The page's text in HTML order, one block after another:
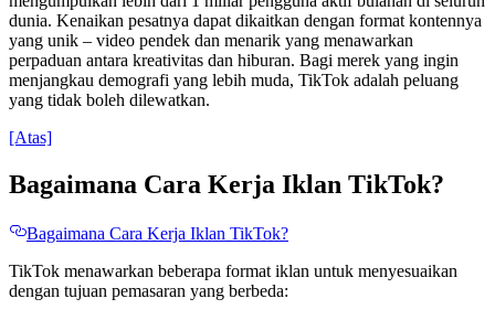
dunia. Kenaikan pesatnya dapat dikaitkan dengan format kontennya
yang unik – video pendek dan menarik yang menawarkan
perpaduan antara kreativitas dan hiburan. Bagi merek yang ingin
menjangkau demografi yang lebih muda, TikTok adalah peluang
yang tidak boleh dilewatkan.
[Atas]
Bagaimana Cara Kerja Iklan TikTok?
Bagaimana Cara Kerja Iklan TikTok?
TikTok menawarkan beberapa format iklan untuk menyesuaikan
dengan tujuan pemasaran yang berbeda: